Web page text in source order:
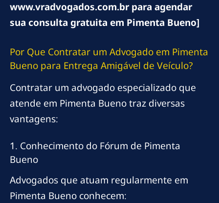
www.vradvogados.com.br para agendar
sua consulta gratuita em Pimenta Bueno]
Por Que Contratar um Advogado em Pimenta
Bueno para Entrega Amigável de Veículo?
Contratar um advogado especializado que
atende em Pimenta Bueno traz diversas
vantagens:
1. Conhecimento do Fórum de Pimenta
Bueno
Advogados que atuam regularmente em
Pimenta Bueno conhecem: